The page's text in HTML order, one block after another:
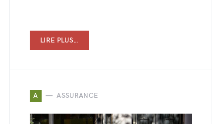
LIRE PLUS…
A ASSURANCE